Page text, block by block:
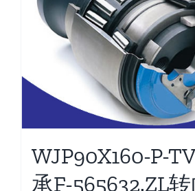
WJP90X160-P-
承F-565632.ZL